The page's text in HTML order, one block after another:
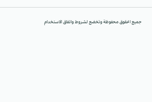
جميع الحقوق محفوظة وتخضع لشروط واتفاق الاستخدام